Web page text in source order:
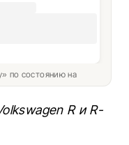
по состоянию на
R и R-